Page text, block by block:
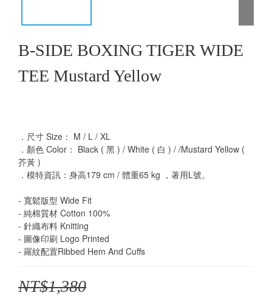
B-SIDE BOXING TIGER WIDE
TEE Mustard Yellow
．尺寸 Size： M / L / XL
．顏色 Color： Black ( 黑 ) / White ( 白 ) / /Mustard Yellow (
芥黃 )
．模特資訊：身高179 cm / 體重65 kg ，著用L號。
- 寬鬆版型 Wide Fit
- 純棉質材 Cotton 100%
- 針織布料 Knitting
- 圖像印刷 Logo Printed
- 羅紋配置Ribbed Hem And Cuffs
NT$1,380